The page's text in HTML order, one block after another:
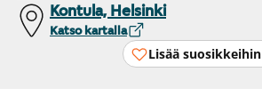
Kontula, Helsinki
Katso kartalla
Lisää suosikkeihin